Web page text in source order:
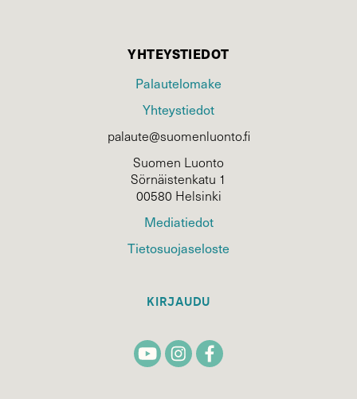
YHTEYSTIEDOT
Palautelomake
Yhteystiedot
palaute@suomenluonto.fi
Suomen Luonto
Sörnäistenkatu 1
00580 Helsinki
Mediatiedot
Tietosuojaseloste
KIRJAUDU